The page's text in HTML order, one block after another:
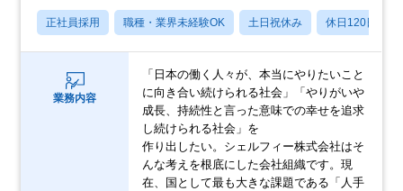
正社員採用 職種・業界未経験OK 土日祝休み 休日120日以上
業務内容
「日本の働く人々が、本当にやりたいこと
に向き合い続けられる社会」「やりがいや
成長、持続性と言った意味での幸せを追求
し続けられる社会」を
作り出したい。シェルフィー株式会社はそ
んな考えを根底にした会社組織です。現
在、国として最も大きな課題である「人手